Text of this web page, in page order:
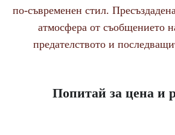
по-съвременен стил.
атмосфера от съобщението
предателството и
Попитай за цена и